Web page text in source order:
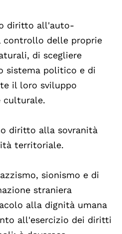
diritto all'auto-
controllo delle proprie
di scegliere
sistema politico e di
il loro sviluppo
culturale.
diritto alla sovranità
territoriale.
sionismo e di
straniera
alla dignità umana
all'esercizio dei diritti